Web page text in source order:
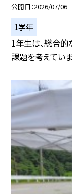
公開日 2026/07/06
1学年
1年生は、総合的
課題を考えてい